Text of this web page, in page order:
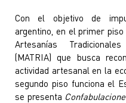
Con el objetivo de
argentino, en el primer
Artesanías
(MATRIA) que busca
actividad artesanal en la
segundo piso funciona el
se presenta